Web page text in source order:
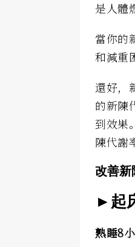
是人體
當你的
和減重
還好，
的新陳
到效果
陳代謝
改善新
►起
熟睡8